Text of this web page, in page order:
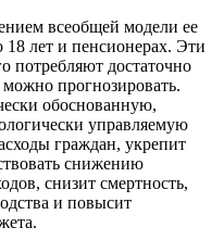
всеобщей модели ее
18 лет и пенсионерах. Эти
потребляют достаточно
прогнозировать.
обоснованную,
управляемую
граждан, укрепит
снижению
снизит смертность,
и повысит